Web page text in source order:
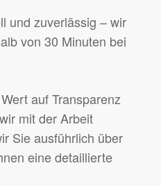
und zuverlässig – wir
von 30 Minuten bei
auf Transparenz
mit der Arbeit
Sie ausführlich über
eine detaillierte